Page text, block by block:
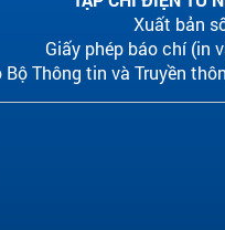
Xuất bản
Giấy phép báo chí (in
Bộ Thông tin và Truyền